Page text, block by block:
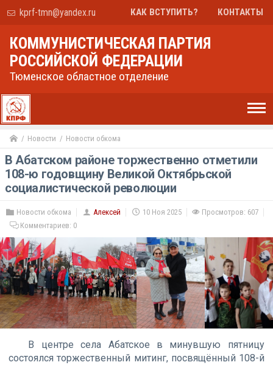
kprf-tmn@yandex.ru КАК ВСТУПИТЬ? КОНТАКТЫ
КОММУНИСТИЧЕСКАЯ ПАРТИЯ
РОССИЙСКОЙ ФЕДЕРАЦИИ
Тюменское областное отделение
Новости Новости обкома
В Абатском районе торжественно отметили
108-ю годовщину Великой Октябрьской
социалистической революции
Новости обкома Алексей 10 Ноя 2025
Просмотров: 607
Комментариев: 0
В центре села Абатское в минувшую пятницу
состоялся торжественный митинг, посвящённый 108-й